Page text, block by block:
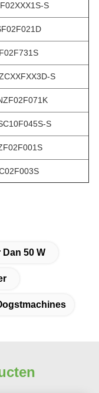
S
S
S
Dan 50 W